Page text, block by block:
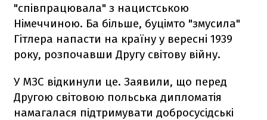
"співпрацювала" з нацистською
Німеччиною. Ба більше, буцімто "змусила"
Гітлера напасти на країну у вересні 1939
року, розпочавши Другу світову війну.
У МЗС відкинули це. Заявили, що перед
Другою світовою польська дипломатія
намагалася підтримувати добросусідські